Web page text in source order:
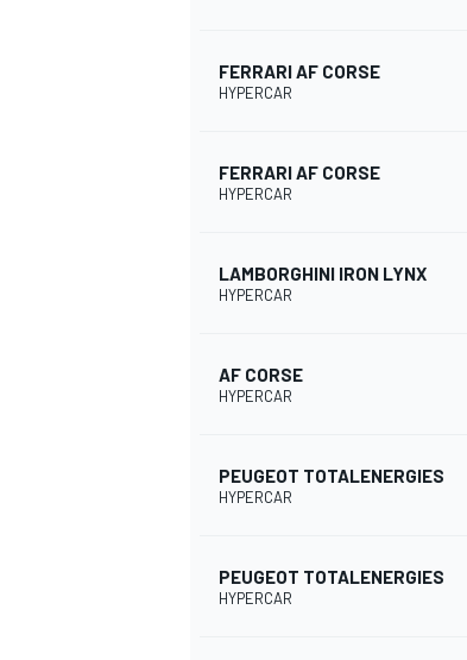
FERRARI AF CORSE
HYPERCAR
FERRARI AF CORSE
HYPERCAR
LAMBORGHINI IRON LYNX
HYPERCAR
AF CORSE
HYPERCAR
PEUGEOT TOTALENERGIES
HYPERCAR
PEUGEOT TOTALENERGIES
HYPERCAR